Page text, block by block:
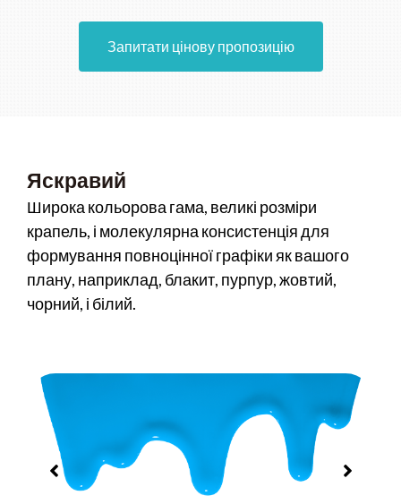
Запитати цінову пропозицію
Яскравий
Широка кольорова гама, великі розміри
крапель, і молекулярна консистенція для
формування повноцінної графіки як вашого
плану, наприклад, блакит, пурпур, жовтий,
чорний, і білий.